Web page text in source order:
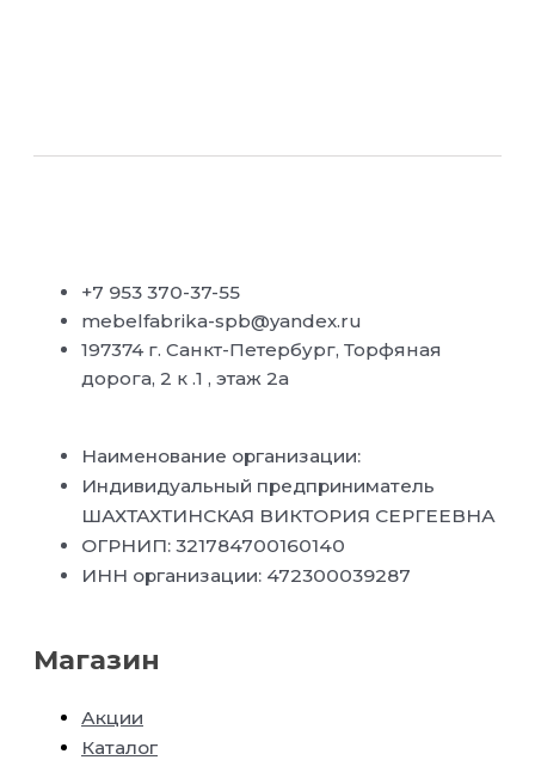
+7 953 370-37-55
mebelfabrika-spb@yandex.ru
197374 г. Санкт-Петербург, Торфяная
дорога, 2 к .1 , этаж 2а
Наименование организации:
Индивидуальный предприниматель
ШАХТАХТИНСКАЯ ВИКТОРИЯ СЕРГЕЕВНА
ОГРНИП: 321784700160140
ИНН организации: 472300039287
Магазин
Акции
Каталог